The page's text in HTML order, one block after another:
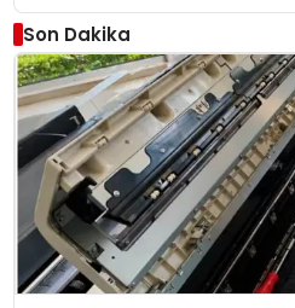
Son Dakika